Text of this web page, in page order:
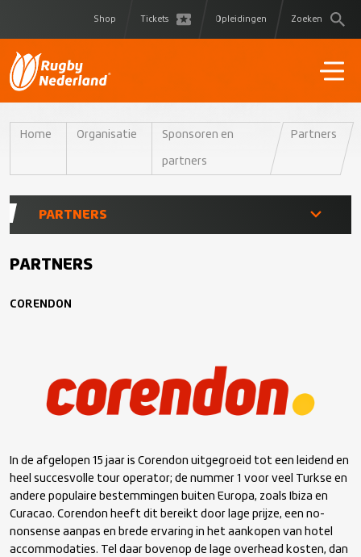
Shop Tickets Opleidingen Zoeken
Home Organisatie Sponsoren en
partners
Partners
PARTNERS
Partner worden?
Partners
Maatschappelijke partners
PARTNERS
CORENDON
In de afgelopen 15 jaar is Corendon uitgegroeid tot een leidend en
heel succesvolle tour operator; de nummer 1 voor veel Turkse en
andere populaire bestemmingen buiten Europa, zoals Ibiza en
Curacao. Corendon heeft dit bereikt door lage prijze, een no-
nonsense aanpas en brede ervaring in het aankopen van hotel
accommodaties. Tel daar bovenop de lage overhead kosten, dan